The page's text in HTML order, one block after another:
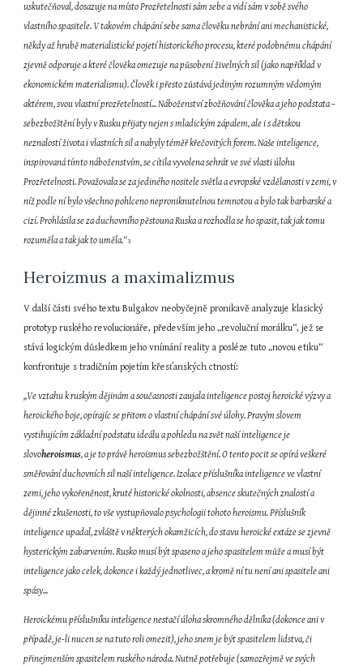
uskutečňoval, dosazuje na místo Prozřetelnosti sám sebe a vidí sám v sobě svého
vlastního spasitele. V takovém chápání sebe sama člověku nebrání ani mechanistické,
někdy až hrubě materialistické pojetí historického procesu, které podobnému chápání
zjevně odporuje a které člověka omezuje na působení živelných sil (jako například v
ekonomickém materialismu). Člověk i přesto zůstává jediným rozumným vědomým
aktérem, svou vlastní prozřetelností... Náboženství zbožňování člověka a jeho podstata –
sebezbožštění byly v Rusku přijaty nejen s mladickým zápalem, ale i s dětskou
neznalostí života i vlastních sil a nabyly téměř křečovitých forem. Naše inteligence,
inspirovaná tímto náboženstvím, se cítila vyvolena sehrát ve své vlasti úlohu
Prozřetelnosti. Považovala se za jediného nositele světla a evropské vzdělanosti v zemi, v
níž podle ní bylo všechno pohlceno neproniknutelnou temnotou a bylo tak barbarské a
cizí. Prohlásila se za duchovního pěstouna Ruska a rozhodla se ho spasit, tak jak tomu
rozuměla a tak jak to uměla.“3
Heroizmus a maximalizmus
V další části svého textu Bulgakov neobyčejně pronikavě analyzuje klasický
prototyp ruského revolucionáře, především jeho „revoluční morálku“, jež se
stává logickým důsledkem jeho vnímání reality a posléze tuto „novou etiku“
konfrontuje s tradičním pojetím křesťanských ctností:
,,Ve vztahu k ruským dějinám a současnosti zaujala inteligence postoj heroické výzvy a
heroického boje, opírajíc se přitom o vlastní chápání své úlohy. Pravým slovem
vystihujícím základní podstatu ideálu a pohledu na svět naší inteligence je
slovoheroismus, a je to právě heroismus sebezbožštění. O tento pocit se opírá veškeré
směřování duchovních sil naší inteligence. Izolace příslušníka inteligence ve vlastní
zemi, jeho vykořeněnost, kruté historické okolnosti, absence skutečných znalostí a
dějinné zkušenosti, to vše vystupňovalo psychologii tohoto heroismu. Příslušník
inteligence upadal, zvláště v některých okamžicích, do stavu heroické extáze se zjevně
hysterickým zabarvením. Rusko musí být spaseno a jeho spasitelem může a musí být
inteligence jako celek, dokonce i každý jednotlivec, a kromě ní tu není ani spasitele ani
spásy...
Heroickému příslušníku inteligence nestačí úloha skromného dělníka (dokonce ani v
případě, je-li nucen se na tuto roli omezit), jeho snem je být spasitelem lidstva, či
přinejmenším spasitelem ruského národa. Nutně potřebuje (samozřejmě ve svých